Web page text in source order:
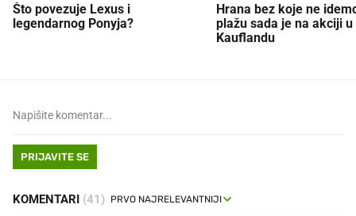
Što povezuje Lexus i
legendarnog Ponyja?
Hrana bez koje ne
plažu sada je na akciji u
Kauflandu
PRIJAVITE SE
KOMENTARI (41)